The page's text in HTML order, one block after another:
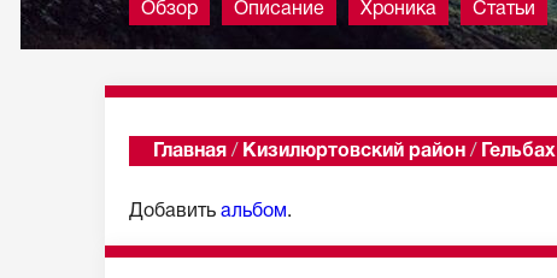
Обзор Описание Хроника Статьи
Главная / Кизилюртовский район / Гельбах
Добавить альбом .